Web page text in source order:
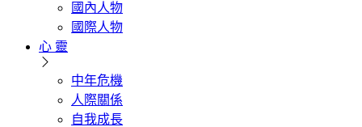
國內人物
國際人物
心 靈
中年危機
人際關係
自我成長